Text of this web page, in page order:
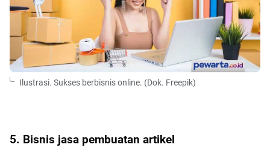
Ilustrasi. Sukses berbisnis online. (Dok. Freepik)
5. Bisnis jasa pembuatan artikel